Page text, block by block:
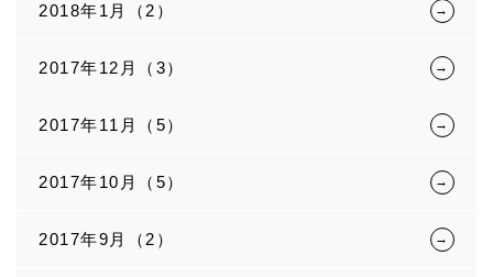
2018年1月（2）
2017年12月（3）
2017年11月（5）
2017年10月（5）
2017年9月（2）